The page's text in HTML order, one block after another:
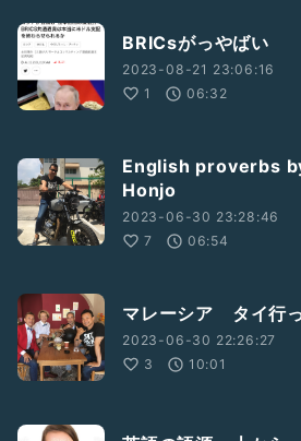
BRICsがっやばい
2023-08-21 23:06:16
1
06:32
English proverbs
Honjo
2023-06-30 23:28:46
7
06:54
マレーシア タイ行
2023-06-30 22:26:27
3
10:01